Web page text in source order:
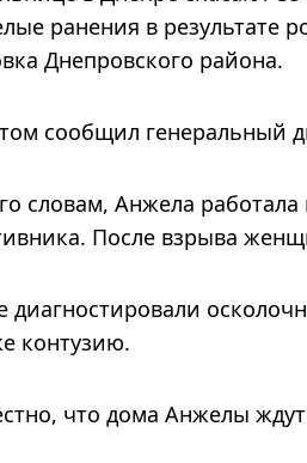
ранения в результате
Днепровского района.
сообщил генеральный
словам, Анжела
После взрыва
диагностировали
контузию.
что дома Анжелы